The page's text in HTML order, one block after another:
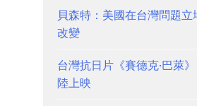
貝森特：美國在台灣問題立
改變
台灣抗日片《賽德克·巴萊
陸上映